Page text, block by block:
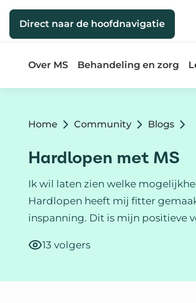
Direct naar de inhoud
Direct naar de hoofdnavigatie
Over MS Behandeling en zorg
Home Community Blogs
Hardlopen met MS
Ik wil laten zien welke
Hardlopen heeft mij fitter
inspanning. Dit is mijn positieve
13 volgers